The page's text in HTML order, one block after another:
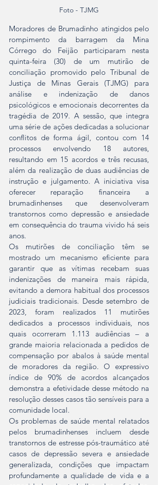
Foto - TJMG
Moradores de Brumadinho atingidos pelo
rompimento da barragem da Mina
Córrego do Feijão participaram nesta
quinta-feira (30) de um mutirão de
conciliação promovido pelo Tribunal de
Justiça de Minas Gerais (TJMG) para
análise e indenização de danos
psicológicos e emocionais decorrentes da
tragédia de 2019. A sessão, que integra
uma série de ações dedicadas a solucionar
conflitos de forma ágil, contou com 14
processos envolvendo 18 autores,
resultando em 15 acordos e três recusas,
além da realização de duas audiências de
instrução e julgamento. A iniciativa visa
oferecer reparação financeira a
brumadinhenses que desenvolveram
transtornos como depressão e ansiedade
em consequência do trauma vivido há seis
anos.
Os mutirões de conciliação têm se
mostrado um mecanismo eficiente para
garantir que as vítimas recebam suas
indenizações de maneira mais rápida,
evitando a demora habitual dos processos
judiciais tradicionais. Desde setembro de
2023, foram realizados 11 mutirões
dedicados a processos individuais, nos
quais ocorreram 1.113 audiências – a
grande maioria relacionada a pedidos de
compensação por abalos à saúde mental
de moradores da região. O expressivo
índice de 90% de acordos alcançados
demonstra a efetividade desse método na
resolução desses casos tão sensíveis para a
comunidade local.
Os problemas de saúde mental relatados
pelos brumadinhenses incluem desde
transtornos de estresse pós-traumático até
casos de depressão severa e ansiedade
generalizada, condições que impactam
profundamente a qualidade de vida e a